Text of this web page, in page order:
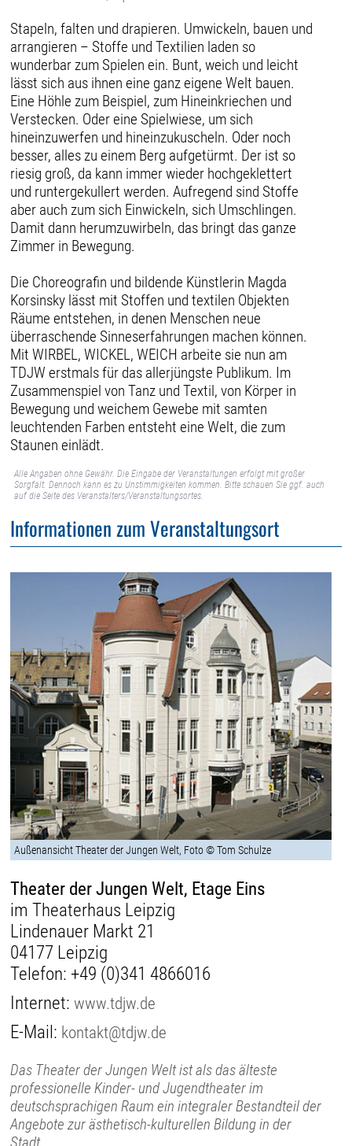
Stapeln, falten und drapieren. Umwickeln, bauen und
arrangieren – Stoffe und Textilien laden so
wunderbar zum Spielen ein. Bunt, weich und leicht
lässt sich aus ihnen eine ganz eigene Welt bauen.
Eine Höhle zum Beispiel, zum Hineinkriechen und
Verstecken. Oder eine Spielwiese, um sich
hineinzuwerfen und hineinzukuscheln. Oder noch
besser, alles zu einem Berg aufgetürmt. Der ist so
riesig groß, da kann immer wieder hochgeklettert
und runtergekullert werden. Aufregend sind Stoffe
aber auch zum sich Einwickeln, sich Umschlingen.
Damit dann herumzuwirbeln, das bringt das ganze
Zimmer in Bewegung.
Die Choreografin und bildende Künstlerin Magda
Korsinsky lässt mit Stoffen und textilen Objekten
Räume entstehen, in denen Menschen neue
überraschende Sinneserfahrungen machen können.
Mit WIRBEL, WICKEL, WEICH arbeite sie nun am
TDJW erstmals für das allerjüngste Publikum. Im
Zusammenspiel von Tanz und Textil, von Körper in
Bewegung und weichem Gewebe mit samten
leuchtenden Farben entsteht eine Welt, die zum
Staunen einlädt.
Alle Angaben ohne Gewähr. Die Eingabe der Veranstaltungen erfolgt mit großer
Sorgfalt. Dennoch kann es zu Unstimmigkeiten kommen. Bitte schauen Sie ggf. auch
auf die Seite des Veranstalters/Veranstaltungsortes.
Informationen zum Veranstaltungsort
Außenansicht Theater der Jungen Welt, Foto © Tom Schulze
Theater der Jungen Welt, Etage Eins
im Theaterhaus Leipzig
Lindenauer Markt 21
04177 Leipzig
Telefon: +49 (0)341 4866016
Internet:www.tdjw.de
E-Mail: kontakt@tdjw.de
Das Theater der Jungen Welt ist als das älteste
professionelle Kinder- und Jugendtheater im
deutschsprachigen Raum ein integraler Bestandteil der
Angebote zur ästhetisch-kulturellen Bildung in der